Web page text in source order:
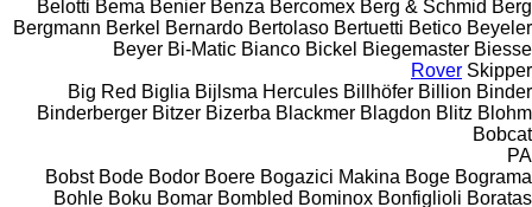
Belotti Bema Benier Benza Bercomex Berg & Schmid Berg
Bergmann Berkel Bernardo Bertolaso Bertuetti Betico Beyeler
Beyer Bi-Matic Bianco Bickel Biegemaster Biesse
Rover Skipper
Big Red Biglia Bijlsma Hercules Billhöfer Billion Binder
Binderberger Bitzer Bizerba Blackmer Blagdon Blitz Blohm
Bobcat
PA
Bobst Bode Bodor Boere Bogazici Makina Boge Bograma
Bohle Boku Bomar Bombled Bominox Bonfiglioli Boratas